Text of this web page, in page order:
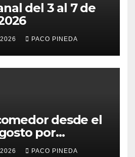
del 3 al 7 de
PACO PINEDA
desde el
por
PACO PINEDA